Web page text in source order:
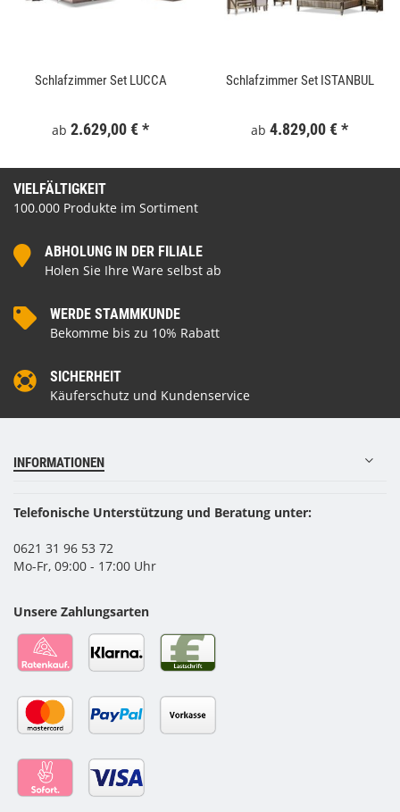
Schlafzimmer Set LUCCA
ab 2.629,00 €*
Schlafzimmer Set ISTANBUL
ab 4.829,00 €*
VIELFÄLTIGKEIT
100.000 Produkte im Sortiment
ABHOLUNG IN DER FILIALE
Holen Sie Ihre Ware selbst ab
WERDE STAMMKUNDE
Bekomme bis zu 10% Rabatt
SICHERHEIT
Käuferschutz und Kundenservice
INFORMATIONEN
Telefonische Unterstützung und Beratung unter:
0621 31 96 53 72
Mo-Fr, 09:00 - 17:00 Uhr
Unsere Zahlungsarten